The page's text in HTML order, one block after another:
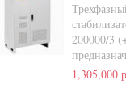
200000/3
1,305,000